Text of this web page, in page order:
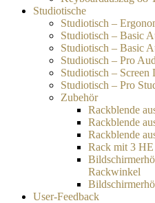
Studiotische
Studiotisch –
Studiotisch – Basic
Studiotisch – Basic
Studiotisch – Pro
Studiotisch – Screen
Studiotisch – Pro
Zubehör
Rackblende
Rackblende
Rackblende
Rack mit 3 HE
Rackwinkel
User-Feedback